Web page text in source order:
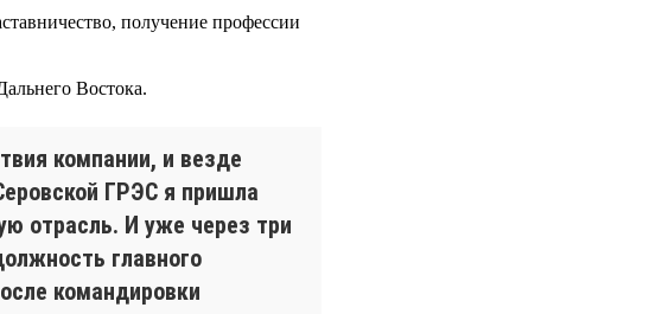
получение профессии
Востока.
компании, и везде
ГРЭС я пришла
отрасль. И уже через три
главного
командировки